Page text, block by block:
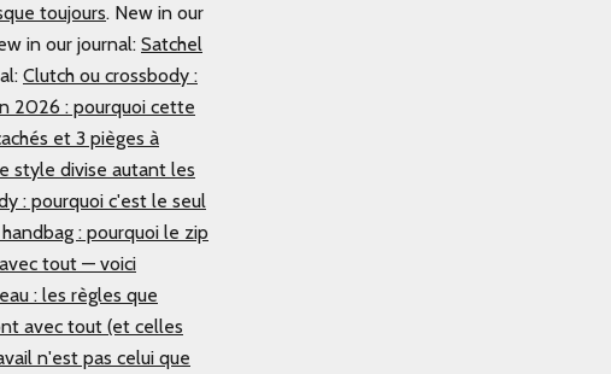
toujours. New in our
in our journal: Satchel
Clutch ou crossbody :
2026 : pourquoi cette
et 3 pièges à
style divise autant les
: pourquoi c'est le seul
: pourquoi le zip
tout — voici
: les règles que
avec tout (et celles
n'est pas celui que